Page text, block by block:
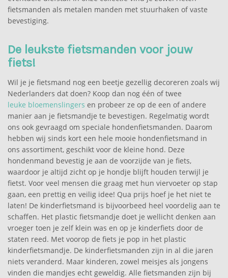
fietsmanden als metalen manden met stuurhaken of vaste
bevestiging.
De leukste fietsmanden voor jouw
fiets!
Wil je je fietsmand nog een beetje gezellig decoreren zoals wij
Nederlanders dat doen? Koop dan nog één of twee
leuke bloemenslingers en probeer ze op de een of andere
manier aan je fietsmandje te bevestigen. Regelmatig wordt
ons ook gevraagd om speciale hondenfietsmanden. Daarom
hebben wij sinds kort een hele mooie hondenfietsmand in
ons assortiment, geschikt voor de kleine hond. Deze
hondenmand bevestig je aan de voorzijde van je fiets,
waardoor je altijd zicht op je hondje blijft houden terwijl je
fietst. Voor veel mensen die graag met hun viervoeter op stap
gaan, een prettig en veilig idee! Qua prijs hoef je het niet te
laten! De kinderfietsmand is bijvoorbeed heel voordelig aan te
schaffen. Het plastic fietsmandje doet je wellicht denken aan
vroeger toen je zelf klein was en op je kinderfiets door de
staten reed. Met voorop de fiets je pop in het plastic
kinderfietsmandje. De kinderfietsmanden zijn in al die jaren
niets veranderd. Maar kinderen, zowel meisjes als jongens
vinden die mandjes echt geweldig. Alle fietsmanden zijn bij